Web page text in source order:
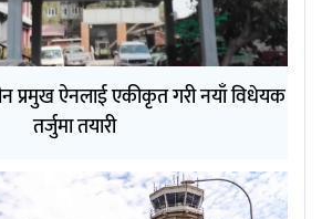
प्रमुख ऐनलाई एकीकृत गरी नयाँ विधेयक
तर्जुमा तयारी